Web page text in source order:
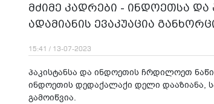
მძიმე კადრები - ინდოეთსა
ადამიანის ევაკუაცია
15:41 / 13-07-2023
პაკისტანსა და ინდოეთის ჩრდილოეთ
ინდოეთის დედაქალაქი დელი დააზიანა,
გამოიწვია.